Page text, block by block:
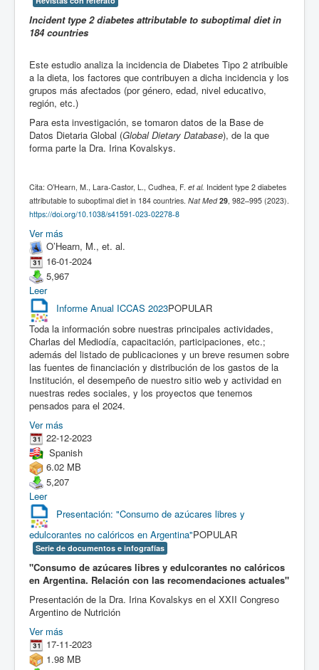
Incident type 2 diabetes attributable to suboptimal diet in
184 countries
Este estudio analiza la incidencia de Diabetes Tipo 2 atribuible
a la dieta, los factores que contribuyen a dicha incidencia y los
grupos más afectados (por género, edad, nivel educativo,
región, etc.)
Para esta investigación, se tomaron datos de la Base de
Datos Dietaria Global (Global Dietary Database), de la que
forma parte la Dra. Irina Kovalskys.
Cita: O’Hearn, M., Lara-Castor, L., Cudhea, F. et al. Incident type 2 diabetes
attributable to suboptimal diet in 184 countries. Nat Med 29, 982–995 (2023).
https://doi.org/10.1038/s41591-023-02278-8
Ver más
O’Hearn, M., et. al.
16-01-2024
5,967
Leer
Informe Anual ICCAS 2023POPULAR
Toda la información sobre nuestras principales actividades,
Charlas del Mediodía, capacitación, participaciones, etc.;
además del listado de publicaciones y un breve resumen sobre
las fuentes de financiación y distribución de los gastos de la
Institución, el desempeño de nuestro sitio web y actividad en
nuestras redes sociales, y los proyectos que tenemos
pensados para el 2024.
Ver más
22-12-2023
Spanish
6.02 MB
5,207
Leer
Presentación: "Consumo de azúcares libres y
edulcorantes no calóricos en Argentina"POPULAR
Serie de documentos e infografías
"Consumo de azúcares libres y edulcorantes no calóricos
en Argentina. Relación con las recomendaciones actuales"
Presentación de la Dra. Irina Kovalskys en el XXII Congreso
Argentino de Nutrición
Ver más
17-11-2023
1.98 MB